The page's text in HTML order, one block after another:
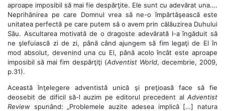
aproape imposibil să mai fie despărţite. Ele sunt cu adevărat una….
Neprihănirea pe care Domnul vrea să ne-o împărtăşească este
unitatea perfectă pe care putem să o avem prin călăuzirea Duhului
Său. Ascultarea motivată de o dragoste adevărată I-a îngăduit să
ne şlefuiască zi de zi, până când ajungem să fim legaţi de El în
mod absolut, devenind una cu El, până acolo încât este aproape
imposibil să mai fim despărţiţi (Adventist World, decembrie, 2009,
p.31).
Această înţelegere adventistă unică şi preţioasă face să fie
deosebit de dificil să-l auzim pe editorul precedent al Adventist
Review spunând: „Problemele auzite adesea implică […] natura